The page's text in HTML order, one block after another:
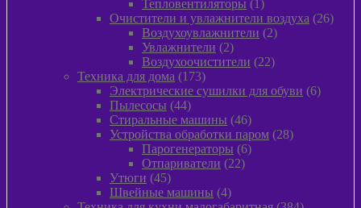
Тепловентиляторы 11
товар
Очистители и увлажнители воздуха 2626
Воздухоувлажнители 22
Увлажнители 22
товара
Воздухоочистители 2222
Техника для дома 173173
товара
Электрические сушилки для обуви 66
Пылесосы 4444
товара
Стиральные машины 4646
товаров
Устройства обработки паром 2828
Парогенераторы 66
Отпариватели 2222
Утюги 4545
товаров
Швейные машины 44